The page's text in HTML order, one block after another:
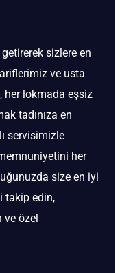
sizlere en
ve usta
her lokmada eşsiz
tadınıza en
servisimizle
her
size en iyi
takip edin,
ve özel